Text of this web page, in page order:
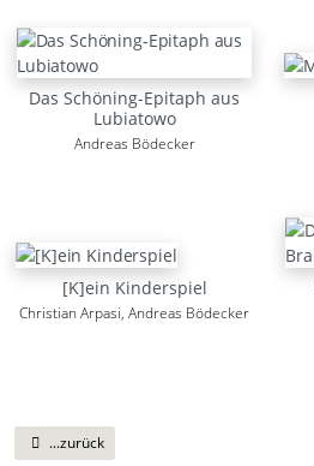
Das Schöning-Epitaph aus
Lubiatowo
Andreas Bödecker
[K]ein Kinderspiel
Christian Arpasi, Andreas Bödecker
...zurück